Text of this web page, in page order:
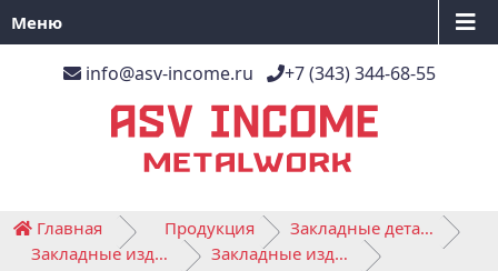
Меню
info@asv-income.ru +7 (343) 344-68-55
Главная Продукция
Закладные детали
Закладные изделия МН серии 1.400-15
Закладные изделия МН 101-164